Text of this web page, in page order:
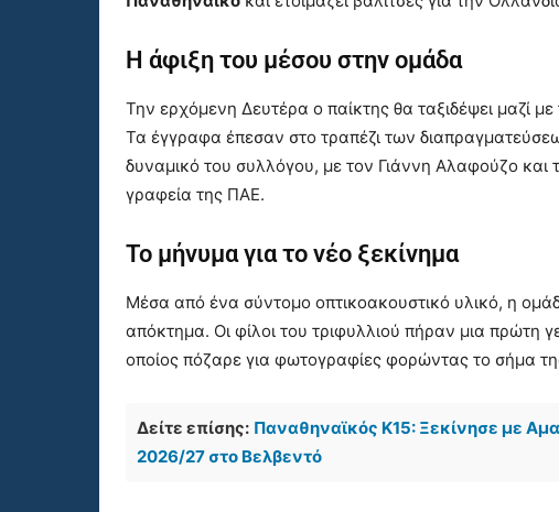
Η άφιξη του μέσου στην ομάδα
Την ερχόμενη Δευτέρα ο παίκτης θα ταξιδέψει μαζί
Τα έγγραφα έπεσαν στο τραπέζι των
δυναμικό του συλλόγου, με τον Γιάννη Αλαφούζο και
γραφεία της ΠΑΕ.
Το μήνυμα για το νέο ξεκίνημα
Μέσα από ένα σύντομο οπτικοακουστικό υλικό, η
απόκτημα. Οι φίλοι του τριφυλλιού πήραν μια πρώτη
οποίος πόζαρε για φωτογραφίες φορώντας το σήμα
Δείτε επίσης: Παναθηναϊκός Κ15: Ξεκίνησε με
2026/27 στο Βελβεντό